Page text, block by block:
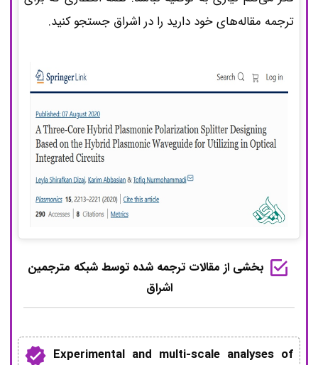
ترجمه مقاله‌های خود دارید را در اشراق جستجو کنید.
بخشی از مقالات ترجمه شده توسط شبکه مترجمین
اشراق
Experimental and multi-scale analyses of